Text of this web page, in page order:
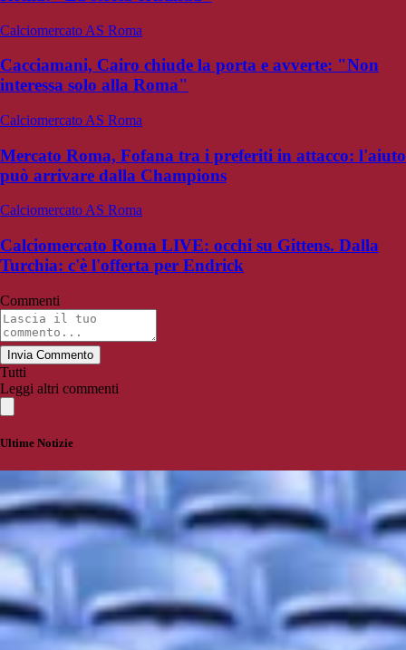
Calciomercato AS Roma
Cacciamani, Cairo chiude la porta e avverte: "Non
interessa solo alla Roma"
Calciomercato AS Roma
Mercato Roma, Fofana tra i preferiti in attacco: l'aiuto
può arrivare dalla Champions
Calciomercato AS Roma
Calciomercato Roma LIVE: occhi su Gittens. Dalla
Turchia: c'è l'offerta per Endrick
Commenti
Invia Commento
Tutti
Leggi altri commenti
Ultime Notizie